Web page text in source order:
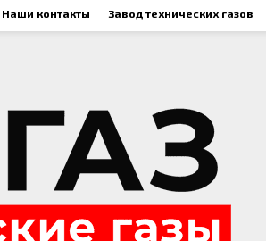
Наши контакты Завод технических газов